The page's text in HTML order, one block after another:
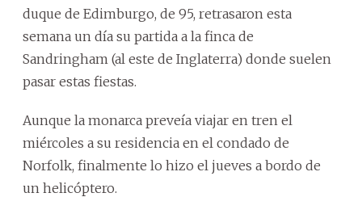
duque de Edimburgo, de 95, retrasaron esta
semana un día su partida a la finca de
Sandringham (al este de Inglaterra) donde suelen
pasar estas fiestas.
Aunque la monarca preveía viajar en tren el
miércoles a su residencia en el condado de
Norfolk, finalmente lo hizo el jueves a bordo de
un helicóptero.